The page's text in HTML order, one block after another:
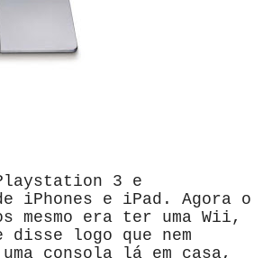
3 e
iPhones e iPad. Agora o
mesmo era ter uma Wii,
logo que nem
consola lá em casa,